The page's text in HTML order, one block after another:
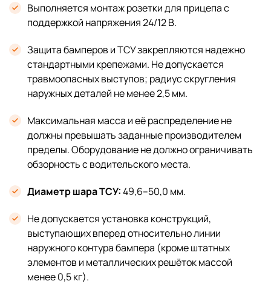
Выполняется монтаж розетки для прицепа с
поддержкой напряжения 24/12 В.
Защита бамперов и ТСУ закрепляются надежно
стандартными крепежами. Не допускается
травмоопасных выступов; радиус скругления
наружных деталей не менее 2,5 мм.
Максимальная масса и её распределение не
должны превышать заданные производителем
пределы. Оборудование не должно ограничивать
обзорность с водительского места.
Диаметр шара ТСУ:49,6–50,0 мм.
Не допускается установка конструкций,
выступающих вперед относительно линии
наружного контура бампера (кроме штатных
элементов и металлических решёток массой
менее 0,5 кг).